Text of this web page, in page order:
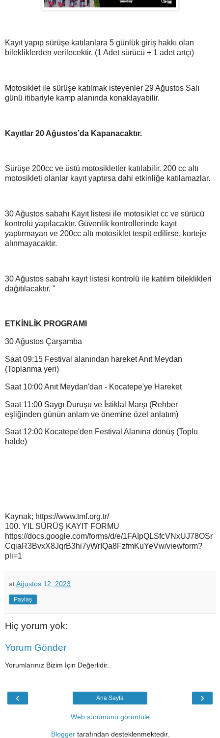
Kayıt yapıp sürüşe katılanlara 5 günlük giriş hakkı olan
bilekliklerden verilecektir. (1 Adet sürücü + 1 adet artçı)
Motosiklet ile sürüşe katılmak isteyenler 29 Ağustos Salı
günü itibariyle kamp alanında konaklayabilir.
Kayıtlar 20 Ağustos’da Kapanacaktır.
Sürüşe 200cc ve üstü motosikletler katılabilir. 200 cc altı
motosikleti olanlar kayıt yaptırsa dahi etkinliğe katılamazlar.
30 Ağustos sabahı Kayıt listesi ile motosiklet cc ve sürücü
kontrolü yapılacaktır. Güvenlik kontrollerinde kayıt
yaptırmayan ve 200cc altı motosiklet tespit edilirse, korteje
alınmayacaktır.
30 Ağustos sabahı kayıt listesi kontrolü ile katılım bileklikleri
dağıtılacaktır. "
ETKİNLİK PROGRAMI
30 Ağustos Çarşamba
Saat 09:15 Festival alanından hareket Anıt Meydan
(Toplanma yeri)
Saat 10:00 Anıt Meydan'dan - Kocatepe'ye Hareket
Saat 11:00 Saygı Duruşu ve İstiklal Marşı (Rehber
eşliğinden günün anlam ve önemine özel anlatım)
Saat 12:00 Kocatepe'den Festival Alanına dönüş (Toplu
halde)
Kaynak; https://www.tmf.org.tr/
100. YIL SÜRÜŞ KAYIT FORMU
https://docs.google.com/forms/d/e/1FAIpQLSfcVNxUJ78OSr
CqiaR3BvxX8JqrB3hi7yWrIQa8FzfmKuYeVw/viewform?
pli=1
atAğustos 12, 2023
Paylaş
Hiç yorum yok:
Yorum Gönder
Yorumlarınız Bizim İçin Değerlidir..
‹ ›
Ana Sayfa
Web sürümünü görüntüle
Bloggertarafından desteklenmektedir.